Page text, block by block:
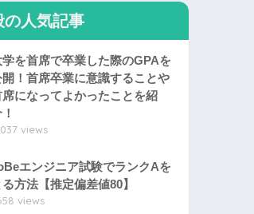
の人気記事
学を首席で卒業した際のGPAを
開！首席卒業に意識することや
席になってよかったことを紹
views
エンジニア試験でランクAを
る方法【推定偏差値80】
views